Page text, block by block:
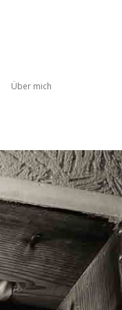
Über mich